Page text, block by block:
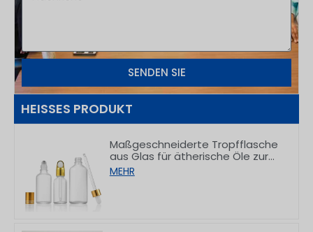
SENDEN SIE
HEISSES PRODUKT
Maßgeschneiderte Tropfflasche
aus Glas für ätherische Öle zur
Verpackung von
Hautpflegeprodukten, 5–100 ml
MEHR